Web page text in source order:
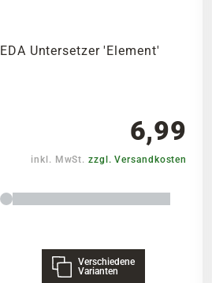
EDA Untersetzer 'Element'
6,99
inkl. MwSt.zzgl. Versandkosten
Verschiedene
Varianten